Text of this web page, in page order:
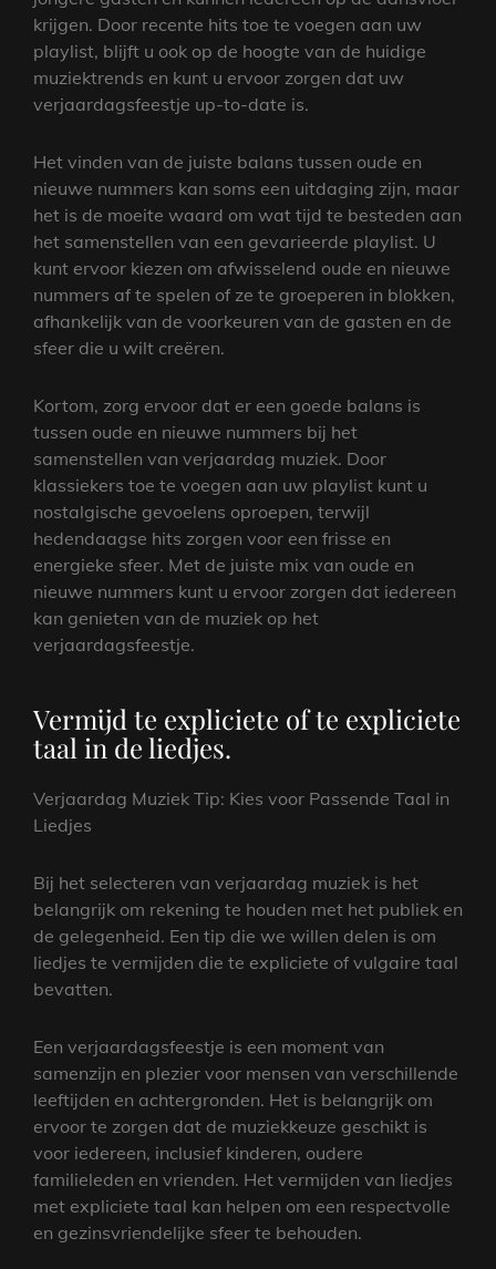
krijgen. Door recente hits toe te voegen aan uw
playlist, blijft u ook op de hoogte van de huidige
muziektrends en kunt u ervoor zorgen dat uw
verjaardagsfeestje up-to-date is.
Het vinden van de juiste balans tussen oude en
nieuwe nummers kan soms een uitdaging zijn, maar
het is de moeite waard om wat tijd te besteden aan
het samenstellen van een gevarieerde playlist. U
kunt ervoor kiezen om afwisselend oude en nieuwe
nummers af te spelen of ze te groeperen in blokken,
afhankelijk van de voorkeuren van de gasten en de
sfeer die u wilt creëren.
Kortom, zorg ervoor dat er een goede balans is
tussen oude en nieuwe nummers bij het
samenstellen van verjaardag muziek. Door
klassiekers toe te voegen aan uw playlist kunt u
nostalgische gevoelens oproepen, terwijl
hedendaagse hits zorgen voor een frisse en
energieke sfeer. Met de juiste mix van oude en
nieuwe nummers kunt u ervoor zorgen dat iedereen
kan genieten van de muziek op het
verjaardagsfeestje.
Vermijd te expliciete of te expliciete
taal in de liedjes.
Verjaardag Muziek Tip: Kies voor Passende Taal in
Liedjes
Bij het selecteren van verjaardag muziek is het
belangrijk om rekening te houden met het publiek en
de gelegenheid. Een tip die we willen delen is om
liedjes te vermijden die te expliciete of vulgaire taal
bevatten.
Een verjaardagsfeestje is een moment van
samenzijn en plezier voor mensen van verschillende
leeftijden en achtergronden. Het is belangrijk om
ervoor te zorgen dat de muziekkeuze geschikt is
voor iedereen, inclusief kinderen, oudere
familieleden en vrienden. Het vermijden van liedjes
met expliciete taal kan helpen om een respectvolle
en gezinsvriendelijke sfeer te behouden.